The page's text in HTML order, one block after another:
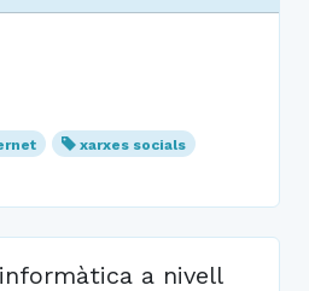
xarxes socials
a nivell